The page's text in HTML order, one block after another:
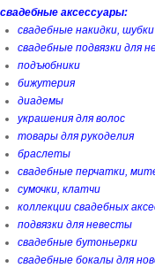
свадебные аксессуары:
свадебные накидки, шубки
свадебные подвязки для
подъюбники
бижутерия
диадемы
украшения для волос
товары для рукоделия
браслеты
свадебные перчатки,
сумочки, клатчи
коллекции свадебных
подвязки для невесты
свадебные бутоньерки
свадебные бокалы для